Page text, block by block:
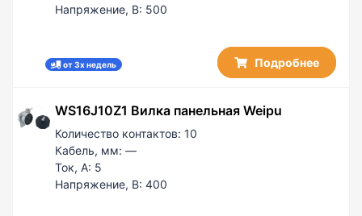
Напряжение, В: 500
от 3х недель Подробнее
WS16J10Z1 Вилка панельная Weipu
Количество контактов: 10
Кабель, мм: —
Ток, А: 5
Напряжение, В: 400